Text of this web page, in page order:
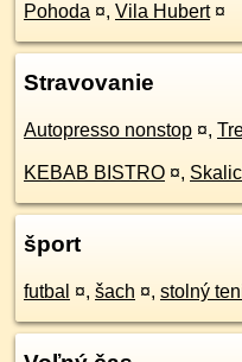
Pohoda ¤, Vila Hubert ¤
Stravovanie
Autopresso nonstop ¤,
KEBAB BISTRO ¤,
šport
futbal ¤, šach ¤, stolný